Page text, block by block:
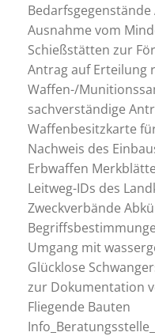
Ausnahme vom
Schießstätten zur
Antrag auf Erteilung
Waffen-/
sachverständige
Waffenbesitzkarte
Nachweis des
Erbwaffen
Leitweg-IDs des
Zweckverbände
Umgang mit
Glücklose
zur Dokumentation
Fliegende Bauten